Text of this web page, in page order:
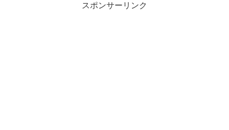
スポンサーリンク